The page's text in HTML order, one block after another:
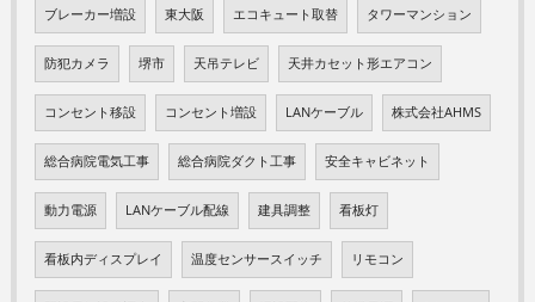
ブレーカー増設 東大阪 エコキュート取替 タワーマンション
防犯カメラ 堺市 天吊テレビ 天井カセット形エアコン
コンセント移設 コンセント増設 LANケーブル 株式会社AHMS
総合病院電気工事 総合病院ダクト工事 安全キャビネット
動力電源 LANケーブル配線 建具調整 看板灯
看板内ディスプレイ 温度センサースイッチ リモコン